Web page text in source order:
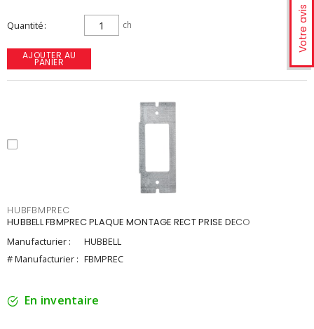
Votre avis
Quantité ch
AJOUTER AU
PANIER
HUBFBMPREC
HUBBELL FBMPREC PLAQUE MONTAGE RECT PRISE DECO
Manufacturier :
HUBBELL
# Manufacturier : FBMPREC
En inventaire